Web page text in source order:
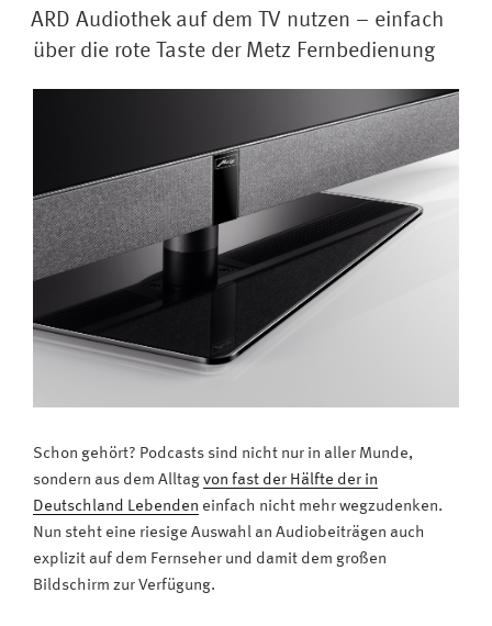
Filmproduktionen
zeichnet
Vorgehen
AM
ARD Audiothek auf dem TV nutzen – einfach
über die rote Taste der Metz Fernbedienung
Schon gehört? Podcasts sind nicht nur in aller Munde,
sondern aus dem Alltag von fast der Hälfte der in
Deutschland Lebenden einfach nicht mehr wegzudenken.
Nun steht eine riesige Auswahl an Audiobeiträgen auch
explizit auf dem Fernseher und damit dem großen
Bildschirm zur Verfügung.